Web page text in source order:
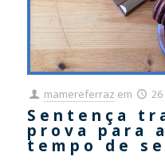
mamereferraz em
Sentença
prova para
tempo de